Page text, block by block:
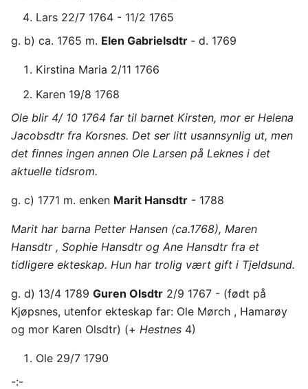
Lars 22/7 1764 - 11/2 1765
g. b) ca. 1765 m. Elen Gabrielsdtr - d. 1769
Kirstina Maria 2/11 1766
Karen 19/8 1768
Ole blir 4/ 10 1764 far til barnet Kirsten, mor er Helena
Jacobsdtr fra Korsnes. Det ser litt usannsynlig ut, men
det finnes ingen annen Ole Larsen på Leknes i det
aktuelle tidsrom.
g. c) 1771 m. enken Marit Hansdtr - 1788
Marit har barna Petter Hansen (ca.1768), Maren
Hansdtr , Sophie Hansdtr og Ane Hansdtr fra et
tidligere ekteskap. Hun har trolig vært gift i Tjeldsund.
g. d) 13/4 1789 Guren Olsdtr 2/9 1767 - (født på
Kjøpsnes, utenfor ekteskap far: Ole Mørch , Hamarøy
og mor Karen Olsdtr) (+ Hestnes 4)
Ole 29/7 1790
-:-